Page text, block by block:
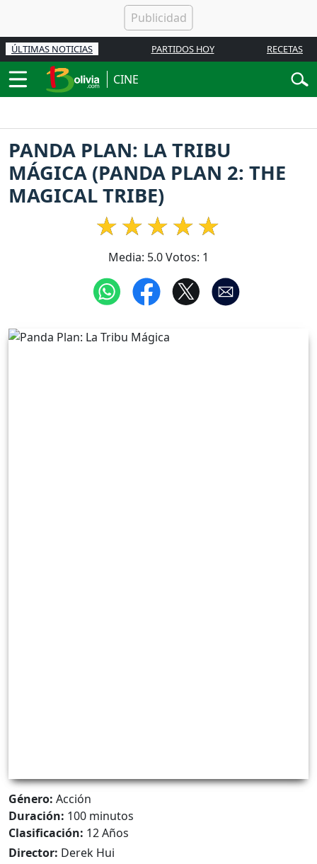
ÚLTIMAS NOTICIAS PARTIDOS HOY RECETAS
CINE
PANDA PLAN: LA TRIBU
MÁGICA (PANDA PLAN 2: THE
MAGICAL TRIBE)
Media: 5.0Votos: 1
Género: Acción
Duración: 100 minutos
Clasificación: 12 Años
Director: Derek Hui